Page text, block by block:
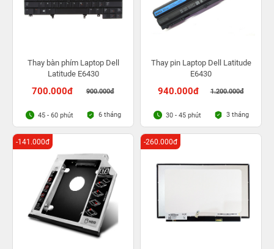
Thay bàn phím Laptop Dell
Latitude E6430
700.000đ 900.000đ
45 - 60 phút 6 tháng
Thay pin Laptop Dell Latitude
E6430
940.000đ 1.200.000đ
30 - 45 phút 3 tháng
-141.000đ -260.000đ